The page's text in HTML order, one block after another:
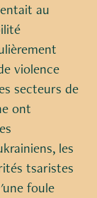
au
violence
secteurs de
ont
les
tsaristes
foule